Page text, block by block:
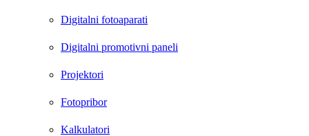
Digitalni fotoaparati
Digitalni promotivni paneli
Projektori
Fotopribor
Kalkulatori